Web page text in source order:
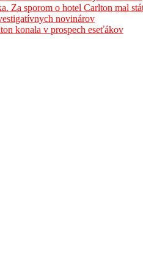
Za sporom o hotel Carlton mal
novinárov
konala v prospech eseťákov